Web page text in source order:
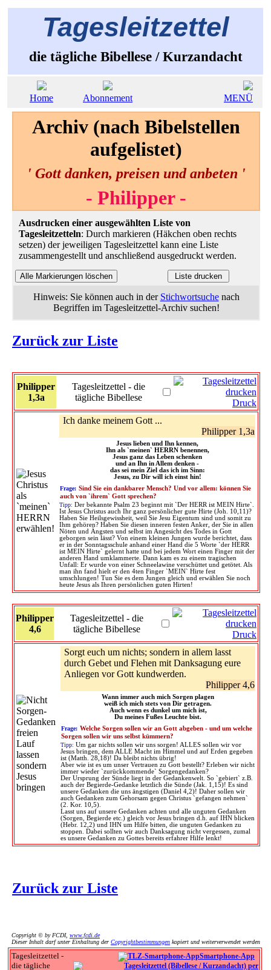
Tagesleitzettel
die tägliche Bibellese / Kurzandacht
Home Abonnement MENÜ
Archiv (nach Bibelstellen
aufgelistet)
' Gott danken, preisen und anbeten '
- Philipper -
Ausdrucken einer ausgewählten Liste von
Tagesleitzetteln: Durch markieren (Häkchen oben rechts
setzen) der jeweiligen Tagesleitzettel kann eine Liste
zusammengestellt und anschließend ausgedruckt werden.
Hinweis: Sie können auch in der Stichwortsuchenach
Begriffen im Tagesleitzettel-Archiv suchen!
Zurück zur Liste
Philipper
1,3a
Tagesleitzettel - die
tägliche Bibellese
Druck
Ich danke meinem Gott ...
Philipper 1,3a
Jesus lieben und Ihn kennen,
Ihn als `meinen` HERRN benennen,
Jesus ganz das Leben schenken
und an Ihn in Allem denken -
das sei mein Ziel das ich im Sinn:
Jesus, zu Dir will ich einst hin!
Frage: Sind Sie ein dankbarer Mensch? Und vor allem: können Sie
auch von `ihrem` Gott sprechen?
Tipp: Der bekannte Psalm 23 beginnt mit `Der HERR ist MEIN Hirte`.
Ist Jesus Christus auch Ihr ganz persönlicher gute Hirte (Joh. 10,11)?
Haben Sie Heilsgewissheit, weil Sie Jesu Eigentum sind und somit zu
Ihm gehören? Haben Sie diesen inneren festen Anker, der Sie in allen
Nöten und Ängsten und selbst im Angesicht des Todes in Gott
geborgen sein lässt? Von einem kleinen Jungen wurde berichtet, dass
er in der Sonntagsschule anhand einer Hand die 5 Worte `der HERR
ist MEIN Hirte` gelernt hatte und bei jedem Wort einen Finger mit der
anderen Hand umklammerte. Dann kam es zu einem tragischen
Unfall: Er wurde von einer Schneelawine verschüttet und getötet. Als
man ihn fand hielt er den 4ten Finger `MEIN` Hirte fest
umschlungen! Tun Sie es dem Jungen gleich und erwählen Sie noch
heute Jesus als Ihren persönlichen guten Hirten!
Philipper
4,6
Tagesleitzettel - die
tägliche Bibellese
Druck
Sorgt euch um nichts; sondern in allem lasst
durch Gebet und Flehen mit Danksagung eure
Anliegen vor Gott kundwerden.
Philipper 4,6
Wann immer auch mich Sorgen plagen
weiß ich mich stets von Dir getragen.
Auch wenn es dunkel um mich ist,
Du meines Fußes Leuchte bist.
Frage: Welche Sorgen sollen wir an Gott abgeben - und um welche
Sorgen sollen wir uns selbst kümmern?
Tipp: Um gar nichts sollen wir uns sorgen! ALLES sollen wir vor
Jesus bringen, dem ALLE Macht im Himmel und auf Erden gegeben
ist (Matth. 28,18)! Da bleibt nichts übrig!
Aber wie ist es um unser Vertrauen zu Gott bestellt? Erleben wir nicht
immer wieder `zurückkommende` Sorgengedanken?
Der Ursprung der Sünde liegt in der Gedankenwelt. So `gebiert` z.B.
auch der Begierde-Gedanke letztlich die Sünde (Jak. 1,15)! Es sind
unsere Gedanken die uns ängstigen (Daniel 4,2)! Daher sollen wir
auch Gedanken zum Gehorsam gegen Christus `gefangen nehmen`
(2. Kor. 10,5).
Lasst uns auf unsere Gedanken achten und alle unguten Gedanken
(Sorgen, Begierde etc.) gleich vor Jesus bringen d.h. auf IHN blicken
(Hebr. 12,2) und IHN um Hilfe bitten, die unguten Gedanken zu
stoppen. Dabei sollten wir auch Danksagung nicht vergessen, zumal
es unsere Gedanken zu Gottes bereits erfahrer Hilfe lenkt!
Zurück zur Liste
Copyright © by FCDI, www.fcdi.de
Dieser Inhalt darf unter Einhaltung der Copyrightbestimmungen kopiert und weiterverwendet werden
Tagesleitzettel -
die tägliche
Smartphone-App